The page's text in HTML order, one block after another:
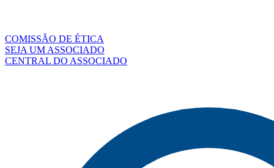
COMISSÃO DE ÉTICA
SEJA UM ASSOCIADO
CENTRAL DO ASSOCIADO